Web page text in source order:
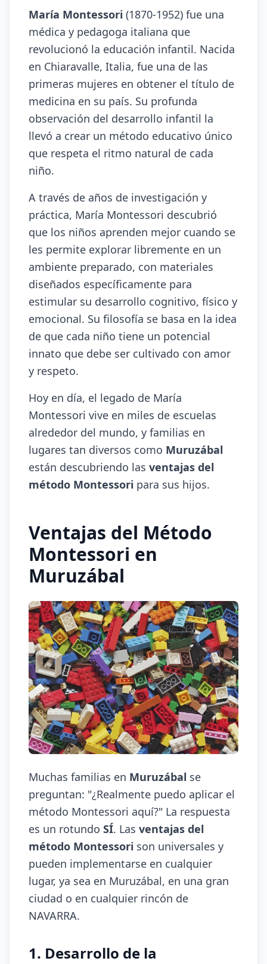
María Montessori (1870-1952) fue una
médica y pedagoga italiana que
revolucionó la educación infantil. Nacida
en Chiaravalle, Italia, fue una de las
primeras mujeres en obtener el título de
medicina en su país. Su profunda
observación del desarrollo infantil la
llevó a crear un método educativo único
que respeta el ritmo natural de cada
niño.
A través de años de investigación y
práctica, María Montessori descubrió
que los niños aprenden mejor cuando se
les permite explorar libremente en un
ambiente preparado, con materiales
diseñados específicamente para
estimular su desarrollo cognitivo, físico y
emocional. Su filosofía se basa en la idea
de que cada niño tiene un potencial
innato que debe ser cultivado con amor
y respeto.
Hoy en día, el legado de María
Montessori vive en miles de escuelas
alrededor del mundo, y familias en
lugares tan diversos como Muruzábal
están descubriendo las ventajas del
método Montessori para sus hijos.
Ventajas del Método
Montessori en
Muruzábal
Muchas familias en Muruzábal se
preguntan: "¿Realmente puedo aplicar el
método Montessori aquí?" La respuesta
es un rotundo SÍ. Las ventajas del
método Montessori son universales y
pueden implementarse en cualquier
lugar, ya sea en Muruzábal, en una gran
ciudad o en cualquier rincón de
NAVARRA.
1. Desarrollo de la